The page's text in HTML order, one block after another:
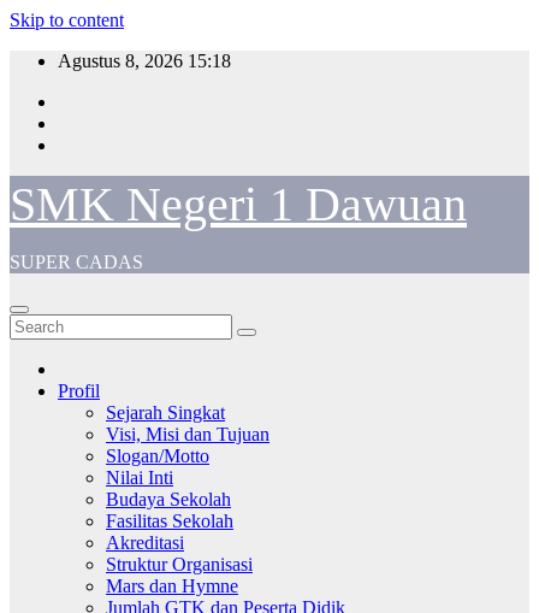
Skip to content
Agustus 8, 2026 15:18
SMK Negeri 1 Dawuan
SUPER CADAS
Profil
Sejarah Singkat
Visi, Misi dan Tujuan
Slogan/Motto
Nilai Inti
Budaya Sekolah
Fasilitas Sekolah
Akreditasi
Struktur Organisasi
Mars dan Hymne
Jumlah GTK dan Peserta Didik